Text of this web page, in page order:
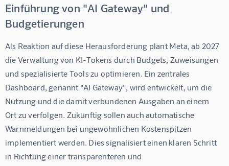
Einführung von "AI Gateway" und
Budgetierungen
Als Reaktion auf diese Herausforderung plant Meta, ab 2027
die Verwaltung von KI-Tokens durch Budgets, Zuweisungen
und spezialisierte Tools zu optimieren. Ein zentrales
Dashboard, genannt "AI Gateway", wird entwickelt, um die
Nutzung und die damit verbundenen Ausgaben an einem
Ort zu verfolgen. Zukünftig sollen auch automatische
Warnmeldungen bei ungewöhnlichen Kostenspitzen
implementiert werden. Dies signalisiert einen klaren Schritt
in Richtung einer transparenteren und